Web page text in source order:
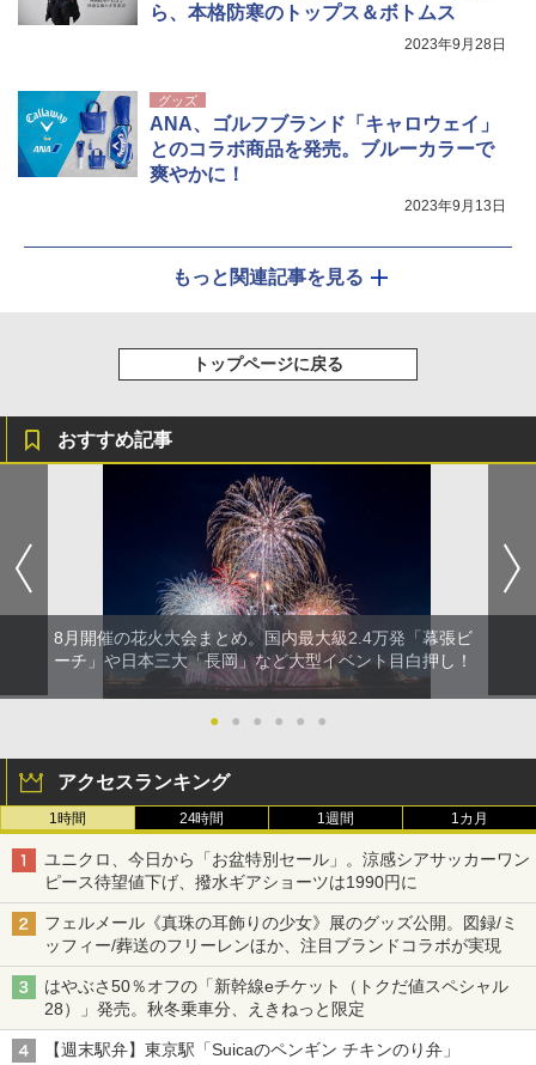
ら、本格防寒のトップス＆ボトムス
2023年9月28日
グッズ
ANA、ゴルフブランド「キャロウェイ」
とのコラボ商品を発売。ブルーカラーで
爽やかに！
2023年9月13日
もっと関連記事を見る
トップページに戻る
おすすめ記事
8月開催の花火大会まとめ。国内最大級2.4万発「幕張ビ
ーチ」や日本三大「長岡」など大型イベント目白押し！
● ● ● ● ● ●
アクセスランキング
1時間 24時間 1週間 1カ月
ユニクロ、今日から「お盆特別セール」。涼感シアサッカーワン
ピース待望値下げ、撥水ギアショーツは1990円に
フェルメール《真珠の耳飾りの少女》展のグッズ公開。図録/ミ
ッフィー/葬送のフリーレンほか、注目ブランドコラボが実現
はやぶさ50％オフの「新幹線eチケット（トクだ値スペシャル
28）」発売。秋冬乗車分、えきねっと限定
【週末駅弁】東京駅「Suicaのペンギン チキンのり弁」